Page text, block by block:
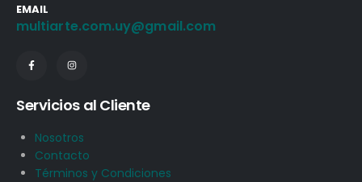
EMAIL
multiarte.com.uy@gmail.com
Servicios al Cliente
Nosotros
Contacto
Términos y Condiciones